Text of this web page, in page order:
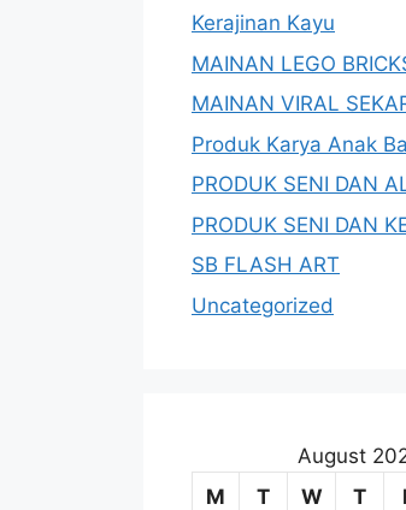
Kerajinan Kayu
MAINAN LEGO
MAINAN VIRAL
Produk Karya Anak
PRODUK SENI DAN
PRODUK SENI DAN
SB FLASH ART
Uncategorized
August
M
T W T